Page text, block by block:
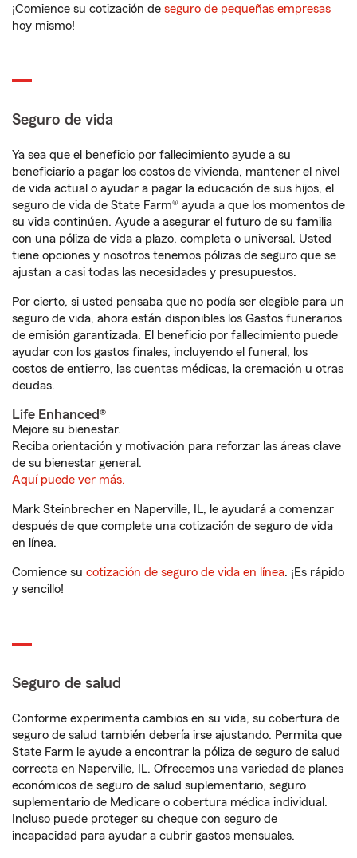
¡Comience su cotización de seguro de pequeñas empresas
hoy mismo!
Seguro de vida
Ya sea que el beneficio por fallecimiento ayude a su
beneficiario a pagar los costos de vivienda, mantener el nivel
de vida actual o ayudar a pagar la educación de sus hijos, el
seguro de vida de State Farm® ayuda a que los momentos de
su vida continúen. Ayude a asegurar el futuro de su familia
con una póliza de vida a plazo, completa o universal. Usted
tiene opciones y nosotros tenemos pólizas de seguro que se
ajustan a casi todas las necesidades y presupuestos.
Por cierto, si usted pensaba que no podía ser elegible para un
seguro de vida, ahora están disponibles los Gastos funerarios
de emisión garantizada. El beneficio por fallecimiento puede
ayudar con los gastos finales, incluyendo el funeral, los
costos de entierro, las cuentas médicas, la cremación u otras
deudas.
Life Enhanced®
Mejore su bienestar.
Reciba orientación y motivación para reforzar las áreas clave
de su bienestar general.
Aquí puede ver más.
Mark Steinbrecher en Naperville, IL, le ayudará a comenzar
después de que complete una cotización de seguro de vida
en línea.
Comience su cotización de seguro de vida en línea. ¡Es rápido
y sencillo!
Seguro de salud
Conforme experimenta cambios en su vida, su cobertura de
seguro de salud también debería irse ajustando. Permita que
State Farm le ayude a encontrar la póliza de seguro de salud
correcta en Naperville, IL. Ofrecemos una variedad de planes
económicos de seguro de salud suplementario, seguro
suplementario de Medicare o cobertura médica individual.
Incluso puede proteger su cheque con seguro de
incapacidad para ayudar a cubrir gastos mensuales.